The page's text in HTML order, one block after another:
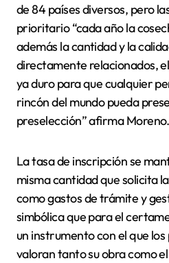
de 84 países diversos, pero
prioritario “cada año la
además la cantidad y la
directamente relacionados,
ya duro para que cualquier
rincón del mundo pueda
preselección” afirma Moreno.
La tasa de inscripción se
misma cantidad que solicita
como gastos de trámite y
simbólica que para el
un instrumento con el que
valoran tanto su obra como